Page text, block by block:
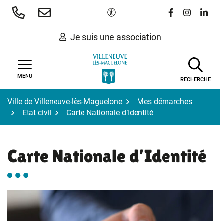
Aller
Paramètres d'accessibilité
Lien vers le
Lien vers
Lien
Je suis une association
MENU
RECHERCHE
Ville de Villeneuve-lès-Maguelone
Mes démarches
Etat civil
Carte Nationale d’Identité
Carte Nationale d’Identité